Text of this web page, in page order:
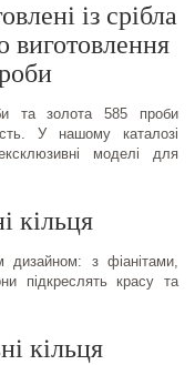
із срібла
виготовлення
та золота 585 проби
У нашому каталозі
моделі для
кільця
дизайном: з фіанітами,
підкреслять красу та
кільця